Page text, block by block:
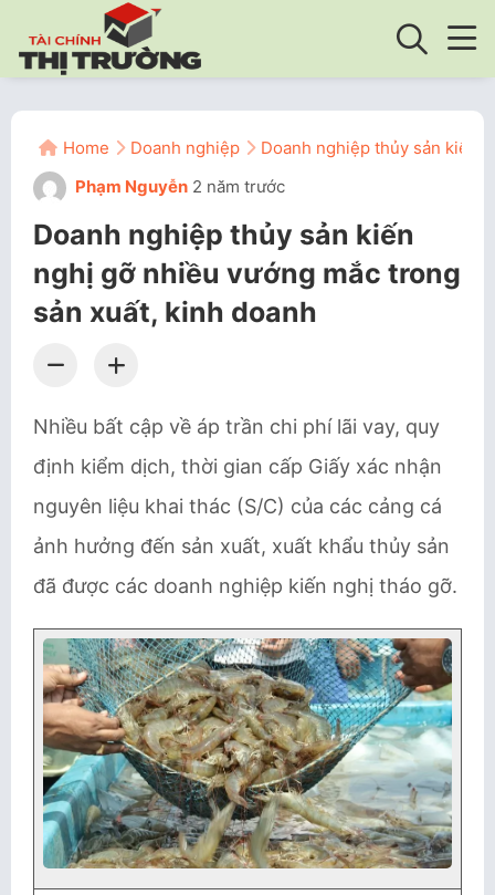
Home Doanh nghiệp
Doanh nghiệp thủy sản kiến
Phạm Nguyễn 2 năm trước
Doanh nghiệp thủy sản kiến
nghị gỡ nhiều vướng mắc trong
sản xuất, kinh doanh
Nhiều bất cập về áp trần chi phí lãi vay, quy
định kiểm dịch, thời gian cấp Giấy xác nhận
nguyên liệu khai thác (S/C) của các cảng cá
ảnh hưởng đến sản xuất, xuất khẩu thủy sản
đã được các doanh nghiệp kiến nghị tháo gỡ.